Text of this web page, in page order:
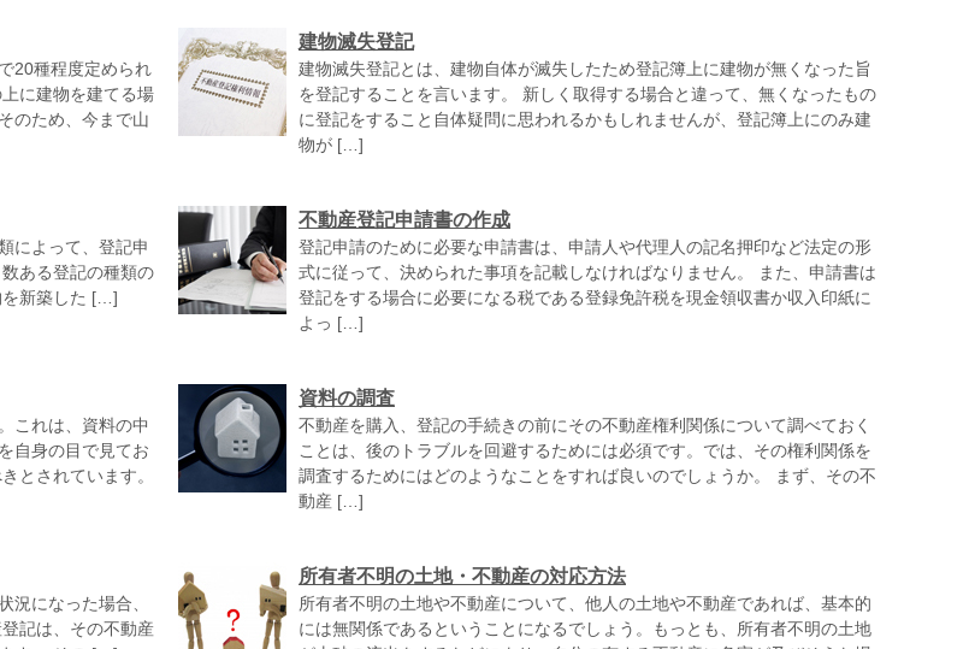
20種程度定められ
に建物を建てる場
のため、今まで山
建物滅失登記
建物滅失登記とは、建物自体が滅失したため登記簿上に建物が無くなった旨
を登記することを言います。 新しく取得する場合と違って、無くなったもの
に登記をすること自体疑問に思われるかもしれませんが、登記簿上にのみ建
物が […]
によって、登記申
ある登記の種類の
を新築した […]
不動産登記申請書の作成
登記申請のために必要な申請書は、申請人や代理人の記名押印など法定の形
式に従って、決められた事項を記載しなければなりません。 また、申請書は
登記をする場合に必要になる税である登録免許税を現金領収書か収入印紙に
よっ […]
これは、資料の中
自身の目で見てお
とされています。
資料の調査
不動産を購入、登記の手続きの前にその不動産権利関係について調べておく
ことは、後のトラブルを回避するためには必須です。では、その権利関係を
調査するためにはどのようなことをすれば良いのでしょうか。 まず、その不
動産 […]
況になった場合、
記は、その不動産
所有者不明の土地・不動産の対応方法
所有者不明の土地や不動産について、他人の土地や不動産であれば、基本的
には無関係であるということになるでしょう。もっとも、所有者不明の土地